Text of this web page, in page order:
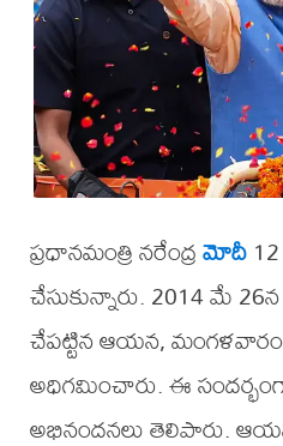
ప్రధానమంత్రి నరేంద్రమోదీ12
చేసుకున్నారు. 2014 మే
చేపట్టిన ఆయన,
అధిగమించారు. ఈ
అభినందనలు తెలిపారు.